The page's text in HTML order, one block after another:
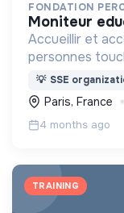
FONDATION
moniteur
Accueillir et
personnes
un handicap
💡 SSE
Paris, France
4 months ago
TRAINING